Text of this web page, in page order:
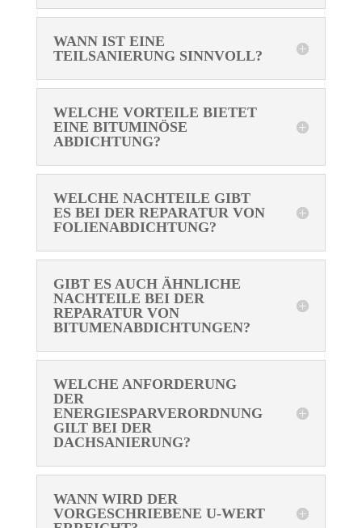
WANN IST EINE
TEILSANIERUNG SINNVOLL?
WELCHE VORTEILE BIETET
EINE BITUMINÖSE
ABDICHTUNG?
WELCHE NACHTEILE GIBT
ES BEI DER REPARATUR VON
FOLIENABDICHTUNG?
GIBT ES AUCH ÄHNLICHE
NACHTEILE BEI DER
REPARATUR VON
BITUMENABDICHTUNGEN?
WELCHE ANFORDERUNG
DER
ENERGIESPARVERORDNUNG
GILT BEI DER
DACHSANIERUNG?
WANN WIRD DER
VORGESCHRIEBENE U-WERT